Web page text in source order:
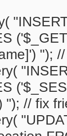
");
"); // fix